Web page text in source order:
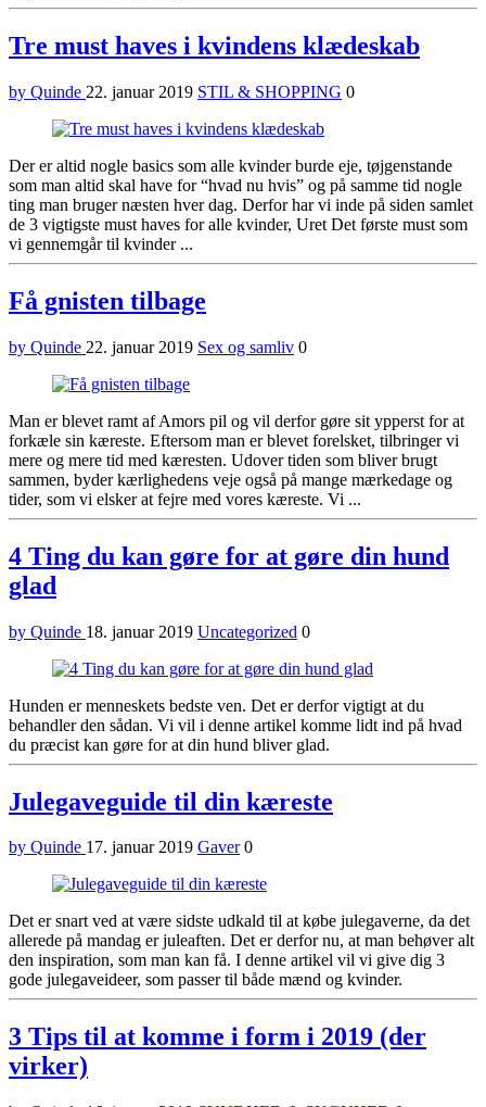
Tre must haves i kvindens klædeskab
by Quinde 22. januar 2019 STIL & SHOPPING 0
Der er altid nogle basics som alle kvinder burde eje, tøjgenstande
som man altid skal have for “hvad nu hvis” og på samme tid nogle
ting man bruger næsten hver dag. Derfor har vi inde på siden samlet
de 3 vigtigste must haves for alle kvinder, Uret Det første must som
vi gennemgår til kvinder ...
Få gnisten tilbage
by Quinde 22. januar 2019 Sex og samliv 0
Man er blevet ramt af Amors pil og vil derfor gøre sit ypperst for at
forkæle sin kæreste. Eftersom man er blevet forelsket, tilbringer vi
mere og mere tid med kæresten. Udover tiden som bliver brugt
sammen, byder kærlighedens veje også på mange mærkedage og
tider, som vi elsker at fejre med vores kæreste. Vi ...
4 Ting du kan gøre for at gøre din hund
glad
by Quinde 18. januar 2019 Uncategorized 0
Hunden er menneskets bedste ven. Det er derfor vigtigt at du
behandler den sådan. Vi vil i denne artikel komme lidt ind på hvad
du præcist kan gøre for at din hund bliver glad.
Julegaveguide til din kæreste
by Quinde 17. januar 2019 Gaver 0
Det er snart ved at være sidste udkald til at købe julegaverne, da det
allerede på mandag er juleaften. Det er derfor nu, at man behøver alt
den inspiration, som man kan få. I denne artikel vil vi give dig 3
gode julegaveideer, som passer til både mænd og kvinder.
3 Tips til at komme i form i 2019 (der
virker)